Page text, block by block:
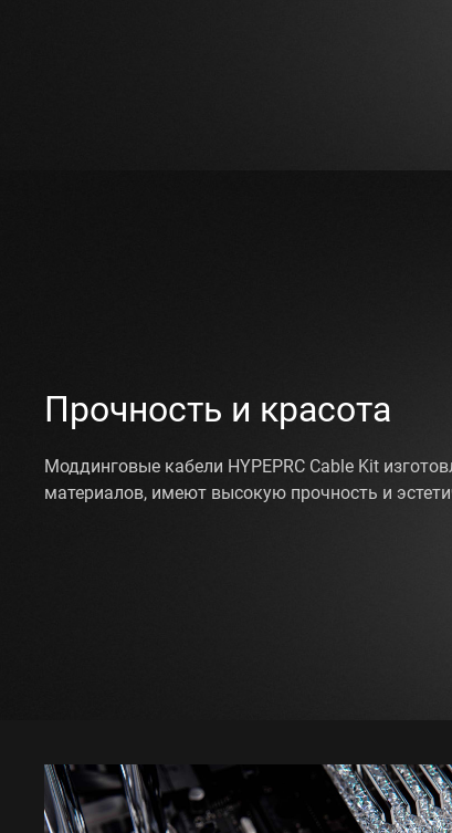
Прочность и красота
Моддинговые кабели HYPEPRC Cable Kit
материалов, имеют высокую прочность и